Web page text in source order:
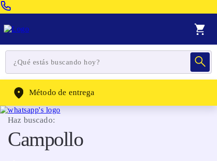
WhatsApp: (302) 262-4104
Método de entrega
Haz buscado:
Campollo